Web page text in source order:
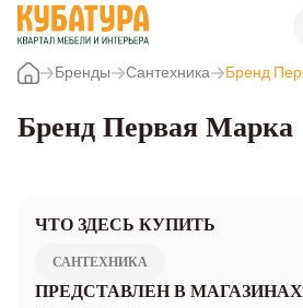
Бренды
Сантехника Бренд
Бренд Первая Марка
ЧТО ЗДЕСЬ КУПИТЬ
САНТЕХНИКА
ПРЕДСТАВЛЕН В МАГАЗИНАХ